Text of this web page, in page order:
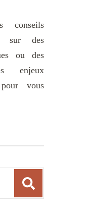
conseils
sur des
ou des
enjeux
vous